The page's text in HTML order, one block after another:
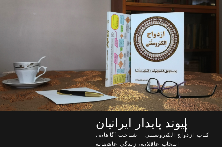
Skip
to
پیوند پایدار ایرانیان
کتاب ازدواج الکتروسنتی – شناخت آگاهانه،
انتخاب عاقلانه، زندگی عاشقانه
M
e